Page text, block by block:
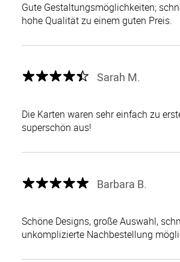
Gute Gestaltungsmöglichkeiten;
hohe Qualität zu einem guten Preis.
Sarah M.
Die Karten waren sehr einfach zu
superschön aus!
Barbara B.
Schöne Designs, große Auswahl,
unkomplizierte Nachbestellung